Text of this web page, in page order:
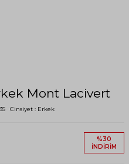
Mont Lacivert
Cinsiyet : Erkek
%30
İNDIRIM